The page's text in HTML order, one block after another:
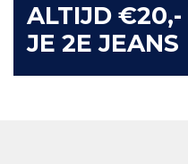
ALTIJD €20,-
JE 2E JEANS